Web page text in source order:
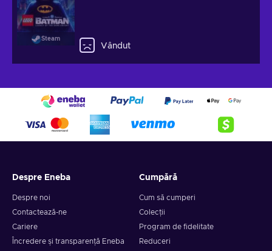
Steam
Vândut
Despre Eneba
Despre noi
Contactează-ne
Cariere
Încredere și transparență Eneba
Cumpără
Cum să cumperi
Colecții
Program de fidelitate
Reduceri